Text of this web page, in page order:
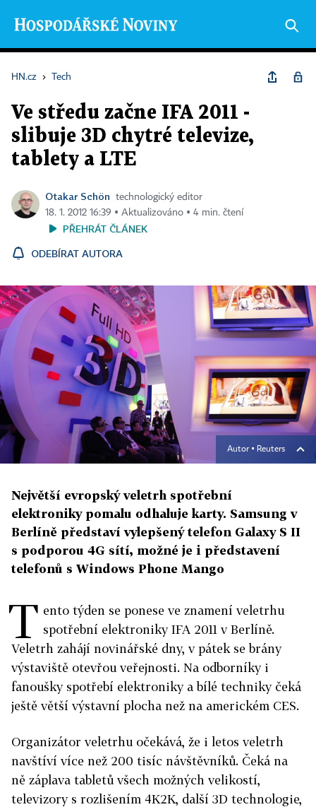
HN.cz › Tech
Ve středu začne IFA 2011 -
slibuje 3D chytré televize,
tablety a LTE
Otakar Schön
technologický editor
18. 1. 2012 16:39 ▪ Aktualizováno ▪ 4 min. čtení
PŘEHRÁT ČLÁNEK
ODEBÍRAT AUTORA
Autor ▪ Reuters
Největší evropský veletrh spotřební
elektroniky pomalu odhaluje karty. Samsung v
Berlíně představí vylepšený telefon Galaxy S II
s podporou 4G sítí, možné je i představení
telefonů s Windows Phone Mango
T ento týden se ponese ve znamení veletrhu
spotřební elektroniky IFA 2011 v Berlíně.
Veletrh zahájí novinářské dny, v pátek se brány
výstaviště otevřou veřejnosti. Na odborníky i
fanoušky spotřebí elektroniky a bílé techniky čeká
ještě větší výstavní plocha než na americkém CES.
Organizátor veletrhu očekává, že i letos veletrh
navštíví více než 200 tisíc návštěvníků. Čeká na
ně záplava tabletů všech možných velikostí,
televizory s rozlišením 4K2K, další 3D technologie,